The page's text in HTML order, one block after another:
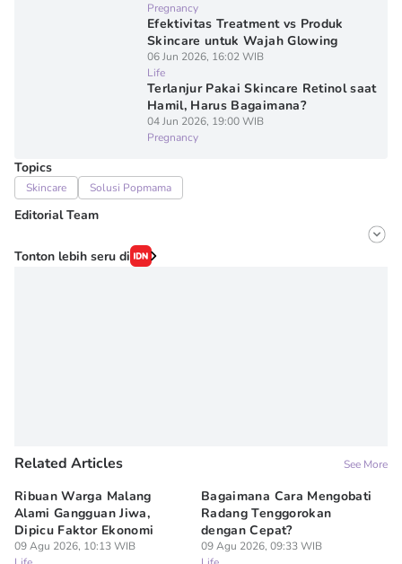
Pregnancy
Efektivitas Treatment vs Produk
Skincare untuk Wajah Glowing
06 Jun 2026, 16:02 WIB
Life
Terlanjur Pakai Skincare Retinol saat
Hamil, Harus Bagaimana?
04 Jun 2026, 19:00 WIB
Pregnancy
Topics
Skincare Solusi Popmama
Editorial Team
Editor
Sania Chandra
Tonton lebih seru di
Related Articles See More
Ribuan Warga Malang
Alami Gangguan Jiwa,
Dipicu Faktor Ekonomi
09 Agu 2026, 10:13 WIB
Bagaimana Cara Mengobati
Radang Tenggorokan
dengan Cepat?
09 Agu 2026, 09:33 WIB